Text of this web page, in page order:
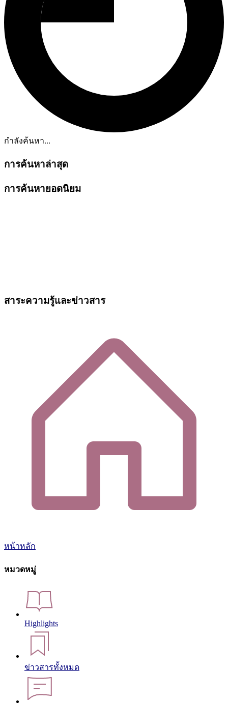
กำลังค้นหา...
การค้นหาล่าสุด
การค้นหายอดนิยม
สาระความรู้และข่าวสาร
หน้าหลัก
หมวดหมู่
Highlights
ข่าวสารทั้งหมด